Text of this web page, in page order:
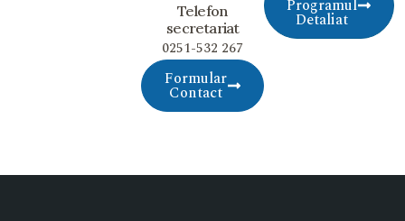
Programul
Detaliat
Telefon
secretariat
0251-532 267
Formular
Contact